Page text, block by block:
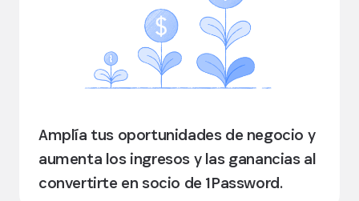
Amplía tus oportunidades de negocio y
aumenta los ingresos y las ganancias al
convertirte en socio de 1Password.